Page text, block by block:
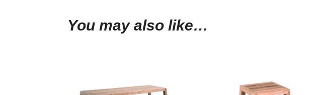
You may also like…